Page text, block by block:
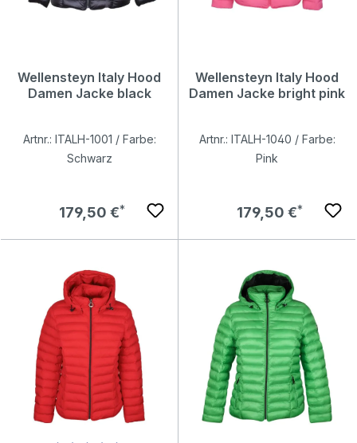
Wellensteyn Italy Hood
Damen Jacke black
Artnr.: ITALH-1001 / Farbe:
Schwarz
Regulärer Preis:
179,50 €
Wellensteyn Italy Hood
Damen Jacke bright pink
Artnr.: ITALH-1040 / Farbe:
Pink
Regulärer Preis:
179,50 €